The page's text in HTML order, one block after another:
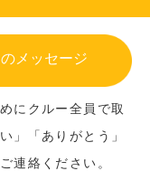
メッセージ
にクルー全員で取
」「ありがとう」
連絡ください。